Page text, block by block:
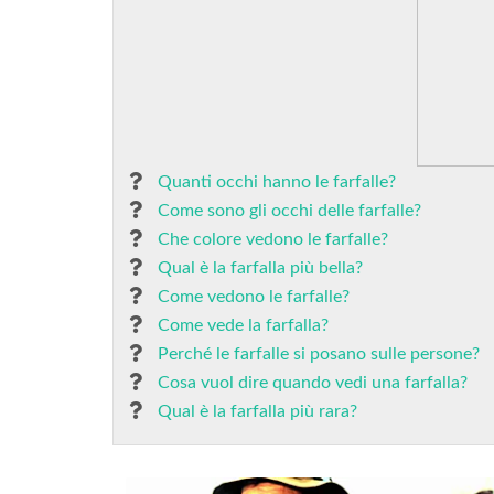
Quanti occhi hanno le farfalle?
Come sono gli occhi delle farfalle?
Che colore vedono le farfalle?
Qual è la farfalla più bella?
Come vedono le farfalle?
Come vede la farfalla?
Perché le farfalle si posano sulle persone?
Cosa vuol dire quando vedi una farfalla?
Qual è la farfalla più rara?